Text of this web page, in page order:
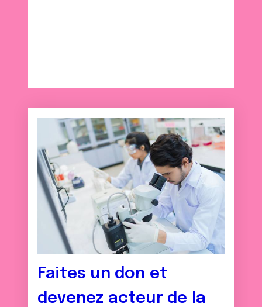
Faites un don et
devenez acteur de la